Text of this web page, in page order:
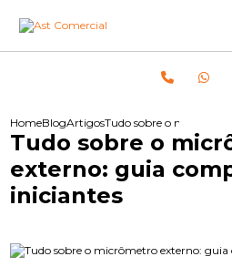
HomeBlogArtigosTudo sobre o
Tudo sobre o
externo: guia
iniciantes